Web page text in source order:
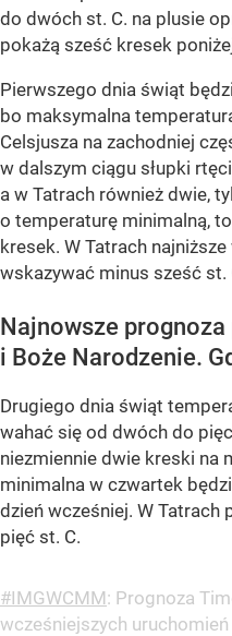
do dwóch st. C. na plusie
pokażą sześć kresek
Pierwszego dnia świąt
bo maksymalna
Celsjusza na zachodniej
w dalszym ciągu słupki
a w Tatrach również dwie,
o temperaturę minimalną,
kresek. W Tatrach
wskazywać minus sześć st.
Najnowsze
i Boże Narodzenie.
Drugiego dnia świąt
wahać się od dwóch do
niezmiennie dwie kreski na
minimalna w czwartek
dzień wcześniej. W Tatrach
pięć st. C.
#IMGWCMM: Prognoza
wcześniejszych